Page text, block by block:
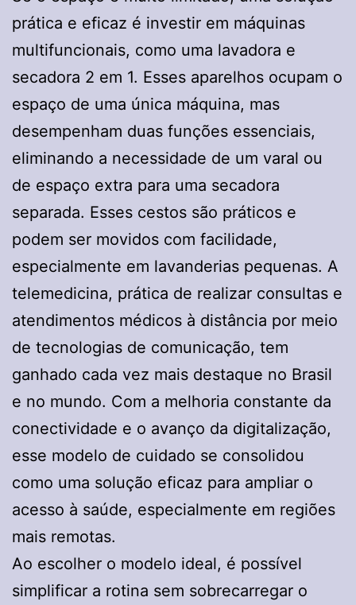
prática e eficaz é investir em máquinas
multifuncionais, como uma lavadora e
secadora 2 em 1. Esses aparelhos ocupam o
espaço de uma única máquina, mas
desempenham duas funções essenciais,
eliminando a necessidade de um varal ou
de espaço extra para uma secadora
separada. Esses cestos são práticos e
podem ser movidos com facilidade,
especialmente em lavanderias pequenas. A
telemedicina, prática de realizar consultas e
atendimentos médicos à distância por meio
de tecnologias de comunicação, tem
ganhado cada vez mais destaque no Brasil
e no mundo. Com a melhoria constante da
conectividade e o avanço da digitalização,
esse modelo de cuidado se consolidou
como uma solução eficaz para ampliar o
acesso à saúde, especialmente em regiões
mais remotas.
Ao escolher o modelo ideal, é possível
simplificar a rotina sem sobrecarregar o